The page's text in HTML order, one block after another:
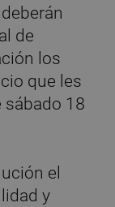
de
los
que les
sábado 18
el
y